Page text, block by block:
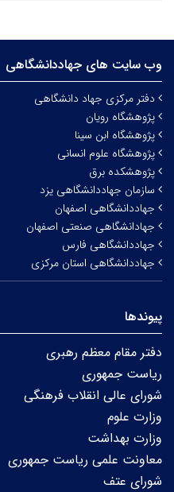
وب سایت های جهاددانشگاهی
دفتر مرکزی جهاد دانشگاهی
پژوهشگاه رویان
پژوهشگاه ابن سینا
پژوهشگاه علوم انسانی
پژوهشکده برق
سازمان جهاددانشگاهی یزد
جهاددانشگاهی اصفهان
جهادانشگاهی صنعتی اصفهان
جهاددانشگاهی فارس
جهاددانشگاهی استان مرکزی
پیوندها
دفتر مقام معظم رهبری
ریاست جمهوری
شورای عالی انقلاب فرهنگی
وزارت علوم
وزارت بهداشت
معاونت علمی ریاست جمهوری
شورای عتف